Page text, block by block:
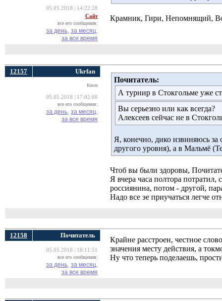
05.05.2018 | 14:22:28
Сайт
все его сообщения:
за день, за месяц,
за все время
Крамник, Гири, Непомнящий,
12157 Ukrfan
Киев
05.05.2018 | 17:02:08
все его сообщения:
за день, за месяц,
за все время
Почитатель:
А турнир в Стокгольме уже
Вы серьезно или как всегда?
Алексеев сейчас не в
Я, конечно, дико извиняюсь
другого уровня), а в Мальмё
Чтоб вы были здоровы,
Я вчера часа полтора потратил,
россиянина, потом - другой,
Надо все эе приучаться легче
12158 Почитатель
05.05.2018 | 18:11:51
все его сообщения:
за день, за месяц,
за все время
Крайне расстроен, честное
значения месту действия, а
Ну что теперь поделаешь,